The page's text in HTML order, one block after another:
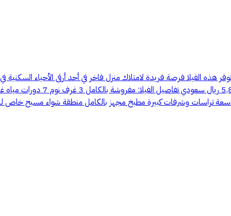
الفيلا فرصة فريدة لامتلاك منزل فاخر في أحد أرقى الأحياء السكنية
للسكن الفوري مساحة البناء: 512 متر
تراسات وشرفات كبيرة مطبخ مجهز بالكامل منطقة شواء مسبح خاص